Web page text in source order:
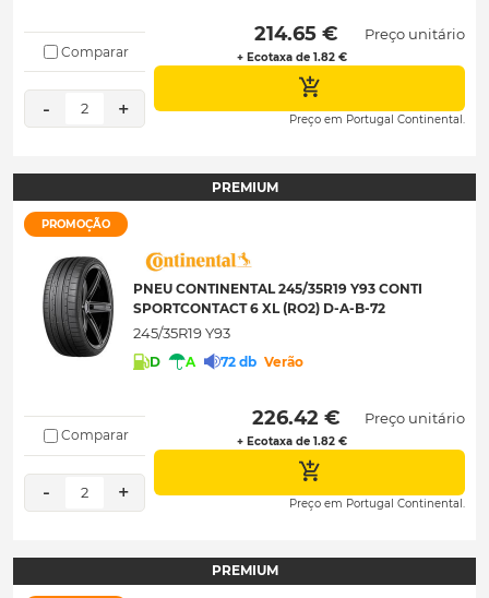
Comparar
- 2 +
214.65 €
+ Ecotaxa de 1.82 €
Preço unitário
Preço em Portugal Continental.
PREMIUM
PROMOÇÃO
PNEU CONTINENTAL 245/35R19 Y93 CONTI
SPORTCONTACT 6 XL (RO2) D-A-B-72
245/35R19 Y93
D A 72 db Verão
Comparar
- 2 +
226.42 €
+ Ecotaxa de 1.82 €
Preço unitário
Preço em Portugal Continental.
PREMIUM